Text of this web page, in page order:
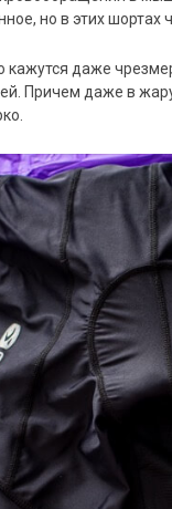
но в этих шортах
кажутся даже
Причем даже в